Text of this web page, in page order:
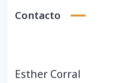
Contacto
Esther Corral